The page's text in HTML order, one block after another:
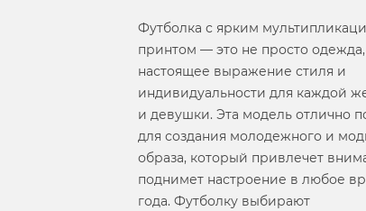
Футболка с ярким
принтом — это не просто одежда,
настоящее выражение стиля и
индивидуальности для каждой
и девушки. Эта модель отлично
для создания молодежного и
образа, который привлечет
поднимет настроение в любое
года. Футболку выбирают